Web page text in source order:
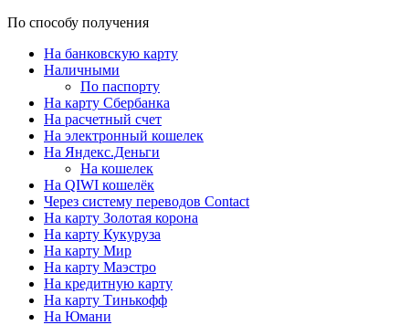
По способу получения
На банковскую карту
Наличными
По паспорту
На карту Сбербанка
На расчетный счет
На электронный кошелек
На Яндекс.Деньги
На кошелек
На QIWI кошелёк
Через систему переводов Contact
На карту Золотая корона
На карту Кукуруза
На карту Мир
На карту Маэстро
На кредитную карту
На карту Тинькофф
На Юмани